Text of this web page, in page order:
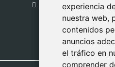
experiencia
nuestra web,
contenidos
anuncios
el tráfico en
comprender
experiencia
nuestra web,
contenidos
anuncios
el tráfico en
comprender
Lunes a Viernes
09:00 - 13:00